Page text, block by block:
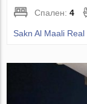
Спален:4
Sakn Al Maali Real